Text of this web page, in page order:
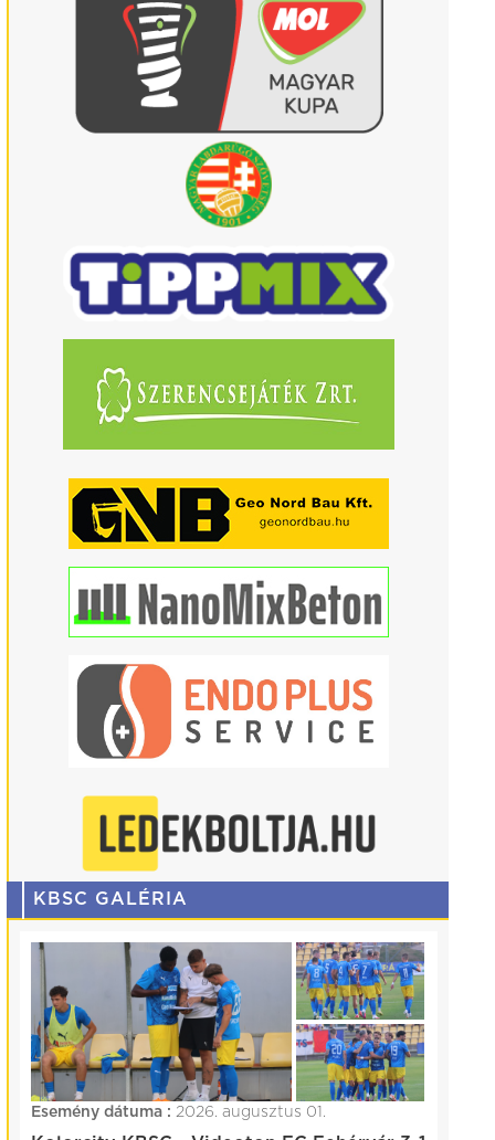
KBSC GALÉRIA
Esemény dátuma : 2026. augusztus 01.